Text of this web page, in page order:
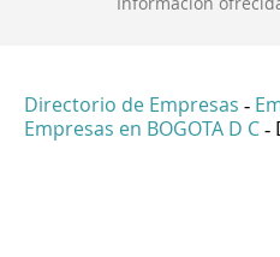
Directorio de Empresas -
Empresas en BOGOTA D C -